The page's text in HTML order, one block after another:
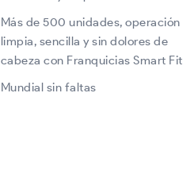
Más de 500 unidades, operación
limpia, sencilla y sin dolores de
cabeza con Franquicias Smart Fit
Mundial sin faltas